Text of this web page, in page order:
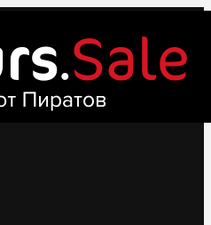
ночей все включено, отдых на
и горнолыжных туров.
сайт Тур Сейл